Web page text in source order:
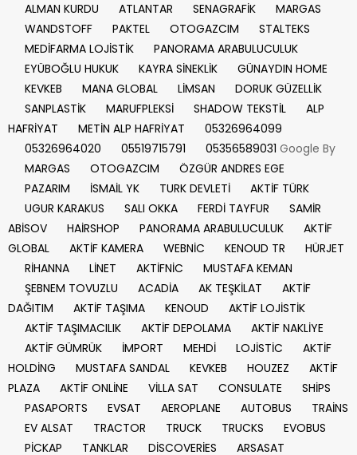
ALMAN KURDU
ATLANTAR SENAGRAFİK
MARGAS
WANDSTOFF
PAKTEL OTOGAZCIM
STALTEKS
MEDİFARMA LOJİSTİK
PANORAMA ARABULUCULUK
EYÜBOĞLU HUKUK
KAYRA SİNEKLİK
GÜNAYDIN HOME
KEVKEB
MANA GLOBAL LİMSAN
DORUK GÜZELLİK
SANPLASTİK
MARUFPLEKSİ SHADOW TEKSTİL
ALP
HAFRİYAT
METİN ALP HAFRİYAT
05326964099
05326964020
05519715791 05356589031 Google By
MARGAS
OTOGAZCIM
ÖZGÜR ANDRES EGE
PAZARIM
İSMAİL YK TURK DEVLETİ
AKTİF TÜRK
UGUR KARAKUS
SALI OKKA FERDİ TAYFUR
SAMİR
ABİSOV
HAİRSHOP PANORAMA ARABULUCULUK
AKTİF
GLOBAL
AKTİF KAMERA WEBNİC KENOUD TR
HÜRJET
RİHANNA
LİNET AKTİFNİC
MUSTAFA KEMAN
ŞEBNEM TOVUZLU
ACADİA AK TEŞKİLAT
AKTİF
DAĞITIM
AKTİF TAŞIMA KENOUD
AKTİF LOJİSTİK
AKTİF TAŞIMACILIK
AKTİF DEPOLAMA
AKTİF NAKLİYE
AKTİF GÜMRÜK
İMPORT MEHDİ LOJİSTİC
AKTİF
HOLDİNG
MUSTAFA SANDAL KEVKEB HOUZEZ
AKTİF
PLAZA
AKTİF ONLİNE VİLLA SAT CONSULATE
SHİPS
PASAPORTS
EVSAT AEROPLANE AUTOBUS
TRAİNS
EV ALSAT
TRACTOR TRUCK TRUCKS
EVOBUS
PİCKAP
TANKLAR DİSCOVERİES
ARSASAT